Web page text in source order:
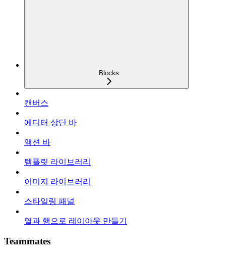
Blocks
캔버스
에디터 상단 바
액션 바
템플릿 라이브러리
이미지 라이브러리
스타일링 패널
열과 행으로 레이아웃 만들기
Teammates